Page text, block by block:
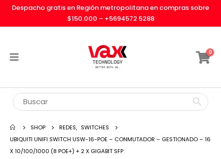
Despacho gratis en Región metropolitana en compras sobre
$150.000 – +5694572 5288
0
SHOP REDES, SWITCHES
UBIQUITI UNIFI SWITCH USW-16-POE – CONMUTADOR – GESTIONADO – 16
X 10/100/1000 (8 POE+) + 2 X GIGABIT SFP